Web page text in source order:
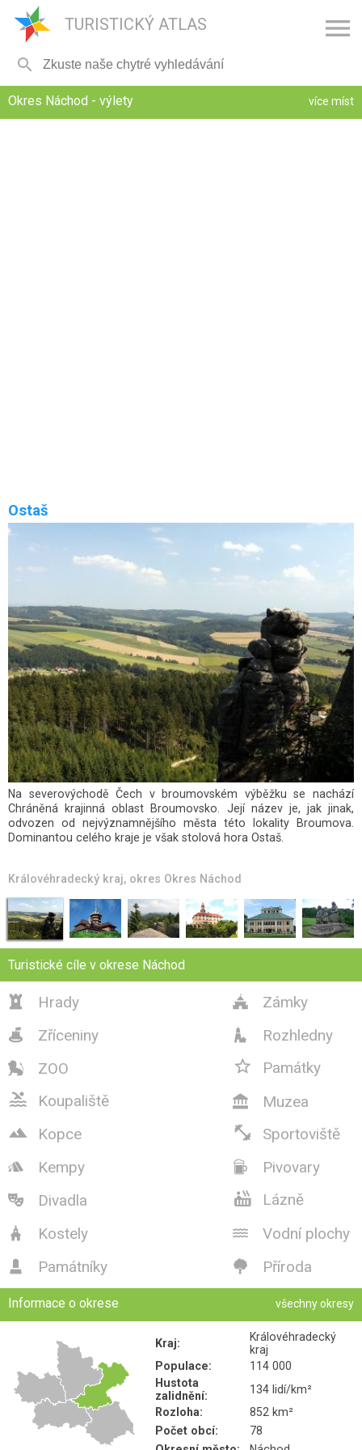
TURISTICKÝ ATLAS 

Okres Náchod - výlety více míst
Rozhledna Jiráskova chata
Jedna z nejkrásnějších rozhleden v Královéhradeckém kraji se
nachází v areálu objektu Jiráskovy chaty v Dobrošově u Náchoda.
Chatu vlastní Klub českých turistů a je ve správě chatařů Marcely
a Vladimíra Štěpánkových.
Královéhradecký kraj, okres Okres Náchod
Turistické cíle v okrese Náchod
 Hrady  Zámky
 Zříceniny  Rozhledny
 ZOO  Památky
 Koupaliště  Muzea
 Kopce  Sportoviště
 Kempy  Pivovary
 Divadla  Lázně
 Kostely  Vodní plochy
 Památníky  Příroda
Informace o okrese všechny okresy
Kraj:
Královéhradecký
kraj
Populace:
114 000
Hustota
zalidnění:
134 lidí/km²
Rozloha:
852 km²
Počet obcí:
78